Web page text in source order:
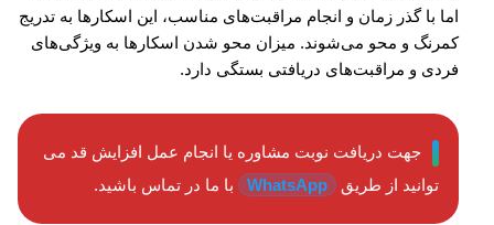
اما با گذر زمان و انجام مراقبت‌های مناسب، این اسکارها به تدریج
کمرنگ و محو می‌شوند. میزان محو شدن اسکارها به ویژگی‌های
فردی و مراقبت‌های دریافتی بستگی دارد.
جهت دریافت نوبت مشاوره یا انجام عمل افزایش قد می
توانید از طریق WhatsApp با ما در تماس باشید.